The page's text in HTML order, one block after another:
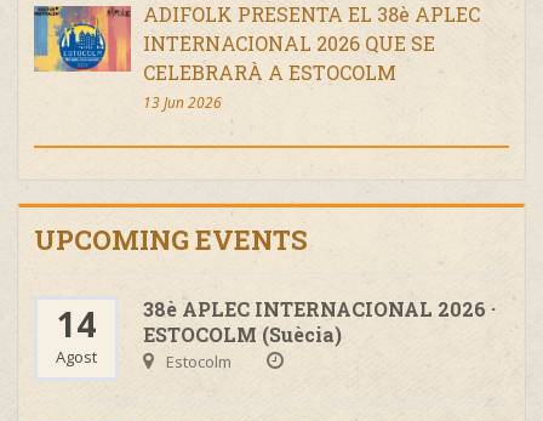
ADIFOLK PRESENTA EL 38è APLEC
INTERNACIONAL 2026 QUE SE
CELEBRARÀ A ESTOCOLM
13 Jun 2026
UPCOMING EVENTS
14
Agost
38è APLEC INTERNACIONAL 2026 ·
ESTOCOLM (Suècia)
Estocolm